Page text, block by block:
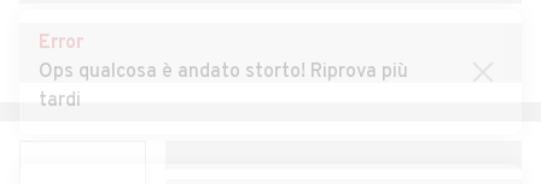
Auto usate La Valle Auto usate Laces
Auto usate Lagundo
Error
Ops qualcosa è andato storto! Riprova più
tardi